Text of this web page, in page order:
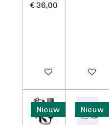
€ 36,00
Houd mij op de
In
Nieuw Nieuw